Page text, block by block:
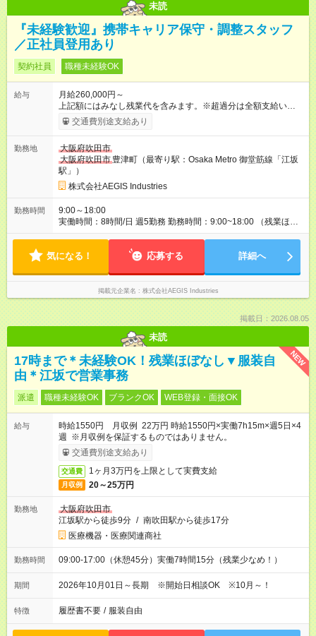
未読
『未経験歓迎』携帯キャリア保守・調整スタッフ
／正社員登用あり
契約社員 職種未経験OK
給与
月給260,000円～
上記額にはみなし残業代を含みます。※超過分は全額支給いたし
ます。 みなし残業代 21,000円／月 みなし残業時間 10時間／月
上記額にはみなし残業代（月10時間分、21000円分）を含みま
交通費別途支給あり
勤務地
大阪府吹田市
大阪府吹田市 豊津町（最寄り駅：Osaka Metro 御堂筋線「江坂
駅」）
株式会社AEGIS Industries
勤務時間
9:00～18:00
実働時間：8時間/日 週5勤務 勤務時間：9:00~18:00 （残業ほぼ
なし／月5時間程度） 土日祝休、年末年始休暇 年間休日約122日
気になる！ 応募する 詳細へ
掲載元企業名 株式会社AEGIS Industries
掲載日：2026.08.05
未読
NEW
17時まで＊未経験OK！残業ほぼなし▼服装自
由＊江坂で営業事務
派遣 職種未経験OK ブランクOK WEB登録・面接OK
給与
時給1550円 月収例 22万円 時給1550円×実働7h15m×週5日×4
週 ※月収例を保証するものではありません。
交通費別途支給あり
交通費 1ヶ月3万円を上限として実費支給
月収例 20～25万円
勤務地
大阪府吹田市
江坂駅から徒歩9分 / 南吹田駅から徒歩17分
医療機器・医療関連商社
勤務時間 09:00-17:00（休憩45分）実働7時間15分（残業少なめ！）
期間 2026年10月01日～長期 ※開始日相談OK ※10月～！
特徴 履歴書不要 / 服装自由